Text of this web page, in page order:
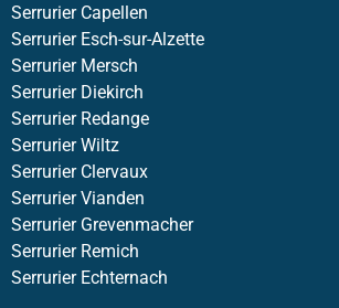
Serrurier Capellen
Serrurier Esch-sur-Alzette
Serrurier Mersch
Serrurier Diekirch
Serrurier Redange
Serrurier Wiltz
Serrurier Clervaux
Serrurier Vianden
Serrurier Grevenmacher
Serrurier Remich
Serrurier Echternach